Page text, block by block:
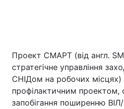
Проект СМАРТ (від англ.
стратегічне управління
СНІДом на робочих місцях)
профілактичним проектом,
запобігання поширенню